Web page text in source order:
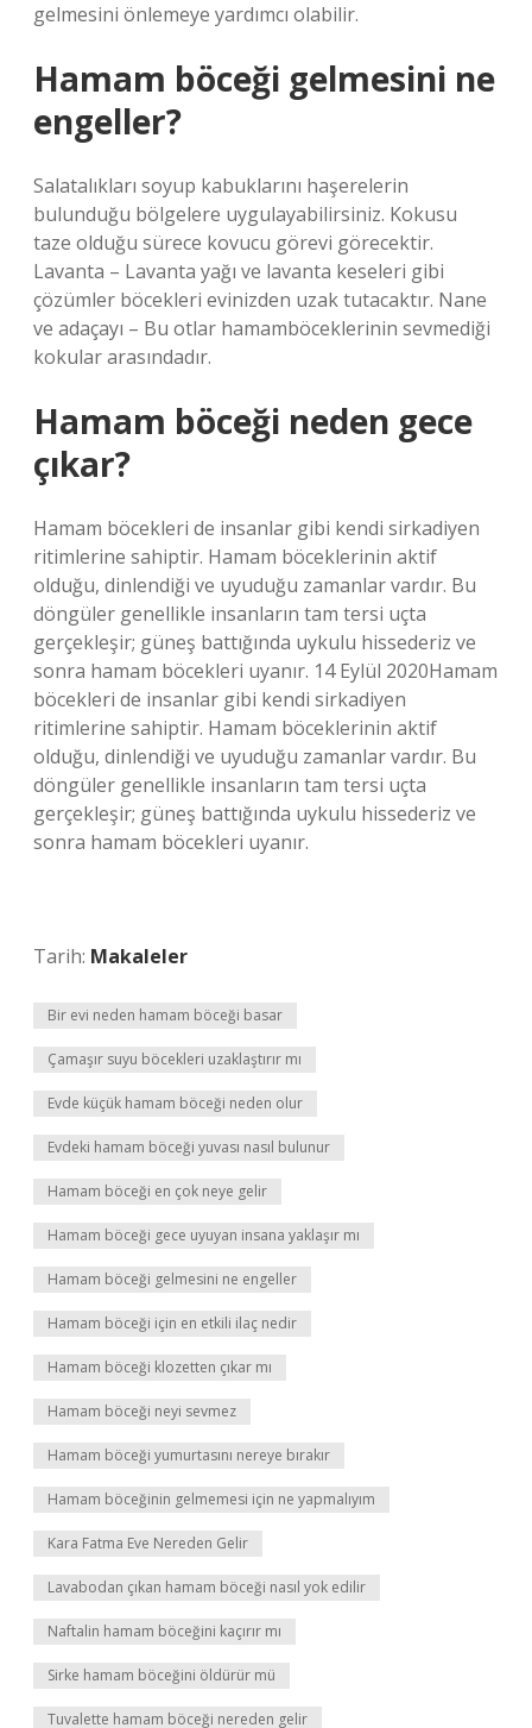
gelmesini önlemeye yardımcı olabilir.
Hamam böceği gelmesini ne
engeller?
Salatalıkları soyup kabuklarını haşerelerin
bulunduğu bölgelere uygulayabilirsiniz. Kokusu
taze olduğu sürece kovucu görevi görecektir.
Lavanta – Lavanta yağı ve lavanta keseleri gibi
çözümler böcekleri evinizden uzak tutacaktır. Nane
ve adaçayı – Bu otlar hamamböceklerinin sevmediği
kokular arasındadır.
Hamam böceği neden gece
çıkar?
Hamam böcekleri de insanlar gibi kendi sirkadiyen
ritimlerine sahiptir. Hamam böceklerinin aktif
olduğu, dinlendiği ve uyuduğu zamanlar vardır. Bu
döngüler genellikle insanların tam tersi uçta
gerçekleşir; güneş battığında uykulu hissederiz ve
sonra hamam böcekleri uyanır. 14 Eylül 2020Hamam
böcekleri de insanlar gibi kendi sirkadiyen
ritimlerine sahiptir. Hamam böceklerinin aktif
olduğu, dinlendiği ve uyuduğu zamanlar vardır. Bu
döngüler genellikle insanların tam tersi uçta
gerçekleşir; güneş battığında uykulu hissederiz ve
sonra hamam böcekleri uyanır.
Tarih: Makaleler
Bir evi neden hamam böceği basar
Çamaşır suyu böcekleri uzaklaştırır mı
Evde küçük hamam böceği neden olur
Evdeki hamam böceği yuvası nasıl bulunur
Hamam böceği en çok neye gelir
Hamam böceği gece uyuyan insana yaklaşır mı
Hamam böceği gelmesini ne engeller
Hamam böceği için en etkili ilaç nedir
Hamam böceği klozetten çıkar mı
Hamam böceği neyi sevmez
Hamam böceği yumurtasını nereye bırakır
Hamam böceğinin gelmemesi için ne yapmalıyım
Kara Fatma Eve Nereden Gelir
Lavabodan çıkan hamam böceği nasıl yok edilir
Naftalin hamam böceğini kaçırır mı
Sirke hamam böceğini öldürür mü
Tuvalette hamam böceği nereden gelir